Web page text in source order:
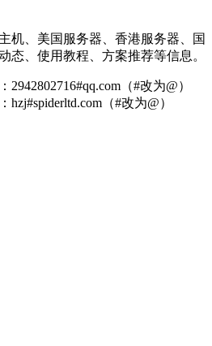
机、美国服务器、香港服务器、国
态、使用教程、方案推荐等信息。
（#改为@）
（#改为@）